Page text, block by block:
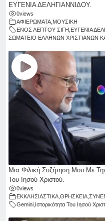
ΕΥΓΕΝΙΑ ΔΕΛΗΓΙΑΝΝΙΔΟΥ.
0views
ΑΦΙΕΡΩΜΑΤΑ ΜΟΥΣΙΚΗ
ΕΝΟΣ ΛΕΠΤΟΥ ΣΙΓΗ ΕΥΓΕΝΙΑ
ΣΩΜΑΤΕΙΟ ΕΛΛΗΝΩΝ ΧΡΙΣΤΙΑΝΩΝ
Μια Φιλική Συζήτηση Μου Με
Του Ιησού Χριστού.
0views
ΕΚΚΛΗΣΙΑΣΤΙΚΑ ΘΡΗΣΚΕΙΑ
Gemini Ιστορικότητα Του Ιησού